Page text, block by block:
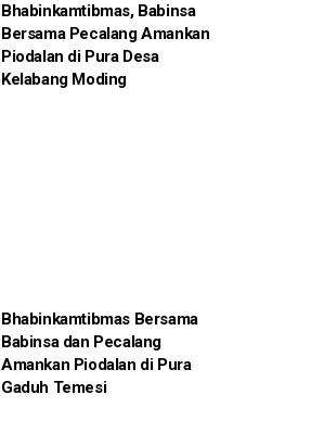
Bhabinkamtibmas, Babinsa
Bersama Pecalang Amankan
Piodalan di Pura Desa
Kelabang Moding
Bhabinkamtibmas Bersama
Babinsa dan Pecalang
Amankan Piodalan di Pura
Gaduh Temesi